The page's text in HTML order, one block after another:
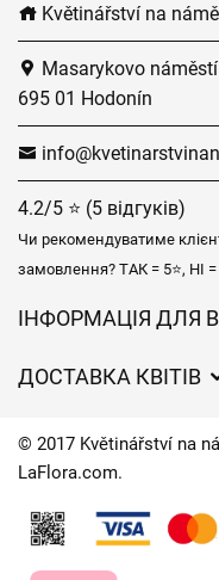
Květinářství na
Masarykovo
695 01 Hodonín
4.2/5 ⭐ (5 відгуків)
Чи рекомендуватиме
замовлення? ТАК = 5⭐, НІ =
ІНФОРМАЦІЯ ДЛЯ
Захист персональних
Час доставки квітів
ДОСТАВКА КВІТІВ
Куди ми доставляємо
Контакти
© 2017 Květinářství na
LaFlora.com.